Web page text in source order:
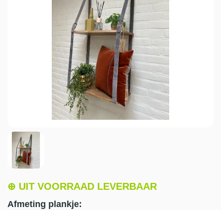
⊕ UIT VOORRAAD LEVERBAAR
Afmeting plankje: